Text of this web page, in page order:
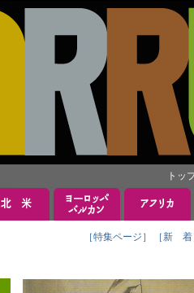
トッ
［特集ページ］ ［新 着